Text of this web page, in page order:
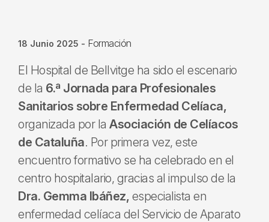
18 Junio 2025 - Formación
El Hospital de Bellvitge ha sido el escenario
de la 6.ª Jornada para Profesionales
Sanitarios sobre Enfermedad Celíaca,
organizada por la Asociación de Celíacos
de Cataluña. Por primera vez, este
encuentro formativo se ha celebrado en el
centro hospitalario, gracias al impulso de la
Dra. Gemma Ibáñez, especialista en
enfermedad celíaca del Servicio de Aparato